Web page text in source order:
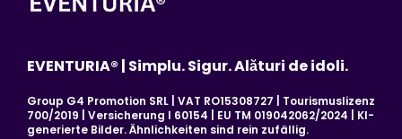
EVENTURIA® | Simplu. Sigur. Alături de idoli.
Group G4 Promotion SRL | VAT RO15308727 | Tourismuslizenz
700/2019 | Versicherung I 60154 | EU TM 019042062/2024 | KI-
generierte Bilder. Ähnlichkeiten sind rein zufällig.